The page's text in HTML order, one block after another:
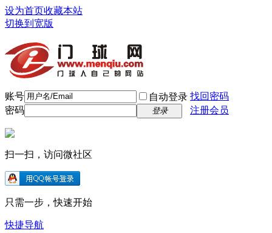
设为首页收藏本站
切换到宽版
账号 自动登录 找回密码
密码
登录 注册会员
扫一扫，访问微社区
只需一步，快速开始
快捷导航